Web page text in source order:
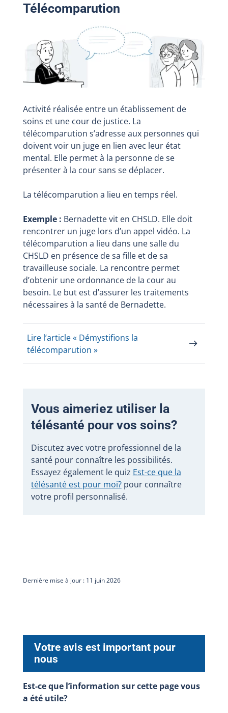
Télécomparution
Activité réalisée entre un établissement de
soins et une cour de justice. La
télécomparution s’adresse aux personnes qui
doivent voir un juge en lien avec leur état
mental. Elle permet à la personne de se
présenter à la cour sans se déplacer.
La télécomparution a lieu en temps réel.
Exemple : Bernadette vit en CHSLD. Elle doit
rencontrer un juge lors d’un appel vidéo. La
télécomparution a lieu dans une salle du
CHSLD en présence de sa fille et de sa
travailleuse sociale. La rencontre permet
d’obtenir une ordonnance de la cour au
besoin. Le but est d’assurer les traitements
nécessaires à la santé de Bernadette.
Lire l’article « Démystifions la
télécomparution »
Vous aimeriez utiliser la
télésanté pour vos soins?
Discutez avec votre professionnel de la
santé pour connaître les possibilités.
Essayez également le quiz Est-ce que la
télésanté est pour moi?pour connaître
votre profil personnalisé.
Dernière mise à jour : 11 juin 2026
Votre avis est important pour
nous
Est-ce que l’information sur cette page vous
a été utile?